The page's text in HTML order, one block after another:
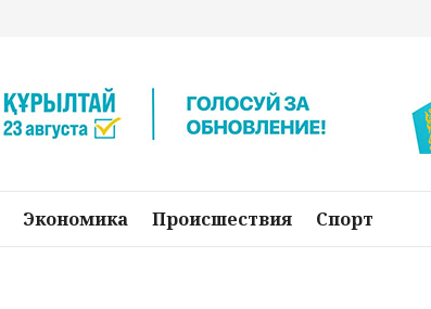
Экономика Происшествия Спорт